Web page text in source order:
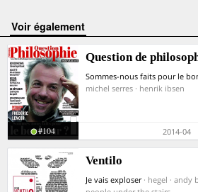
voir également
Question de
Sommes-nous faits pour le
michel serres · henrik ibsen
#104 2014-04
Ventilo
Je vais exploser · hegel · andy